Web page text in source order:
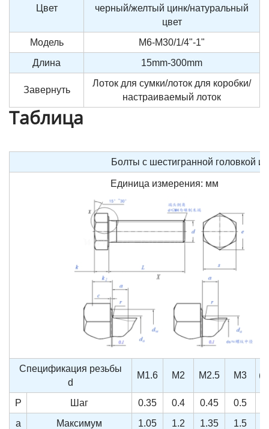
Цвет
черный/желтый цинк/натуральный
цвет
Модель
M6-M30/1/4"-1"
Длина
15mm-300mm
Завернуть
Лоток для сумки/лоток для коробки/
настраиваемый лоток
Таблица
Болты с шестигранной головкой
Единица измерения: мм
Спецификация резьбы
d
M1.6 M2 M2.5 M3
P Шаг 0.35 0.4 0.45 0.5
a
Максимум 1.05 1.2 1.35 1.5